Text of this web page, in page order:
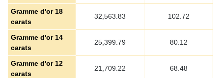
Gramme d'or 18
carats
32,563.83 102.72
Gramme d'or 14
carats
25,399.79 80.12
Gramme d'or 12
carats
21,709.22 68.48